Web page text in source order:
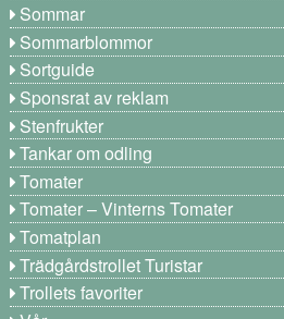
Sommar
Sommarblommor
Sortguide
Sponsrat av reklam
Stenfrukter
Tankar om odling
Tomater
Tomater – Vinterns Tomater
Tomatplan
Trädgårdstrollet Turistar
Trollets favoriter